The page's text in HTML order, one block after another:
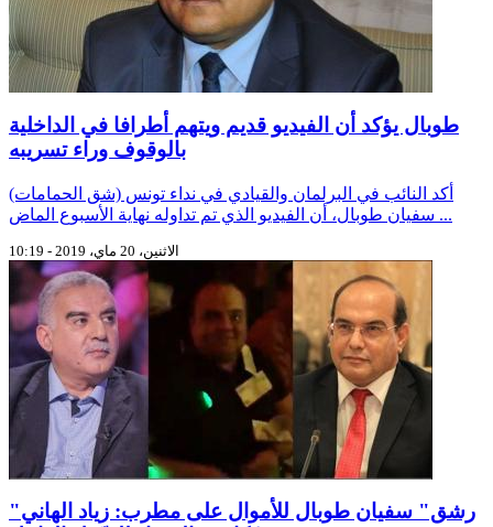
طوبال يؤكد أن الفيديو قديم ويتهم أطرافا في الداخلية
بالوقوف وراء تسريبه
أكد النائب في البرلمان والقيادي في نداء تونس (شق الحمامات)
سفيان طوبال، أن الفيديو الذي تم تداوله نهاية الأسبوع الماض ...
الاثنين، 20 ماي، 2019 - 10:19
"رشق" سفيان طوبال للأموال على مطرب: زياد الهاني